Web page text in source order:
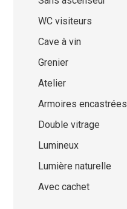
WC visiteurs
Cave à vin
Grenier
Atelier
Armoires encastrées
Double vitrage
Lumineux
Lumière naturelle
Avec cachet